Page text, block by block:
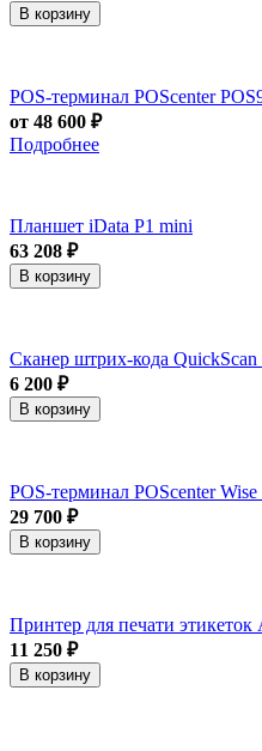
В корзину
POS-терминал POScenter
от 48 600 ₽
Подробнее
Планшет iData P1 mini
63 208 ₽
В корзину
Сканер штрих-кода
6 200 ₽
В корзину
POS-терминал POScenter
29 700 ₽
В корзину
Принтер для печати этикеток
11 250 ₽
В корзину